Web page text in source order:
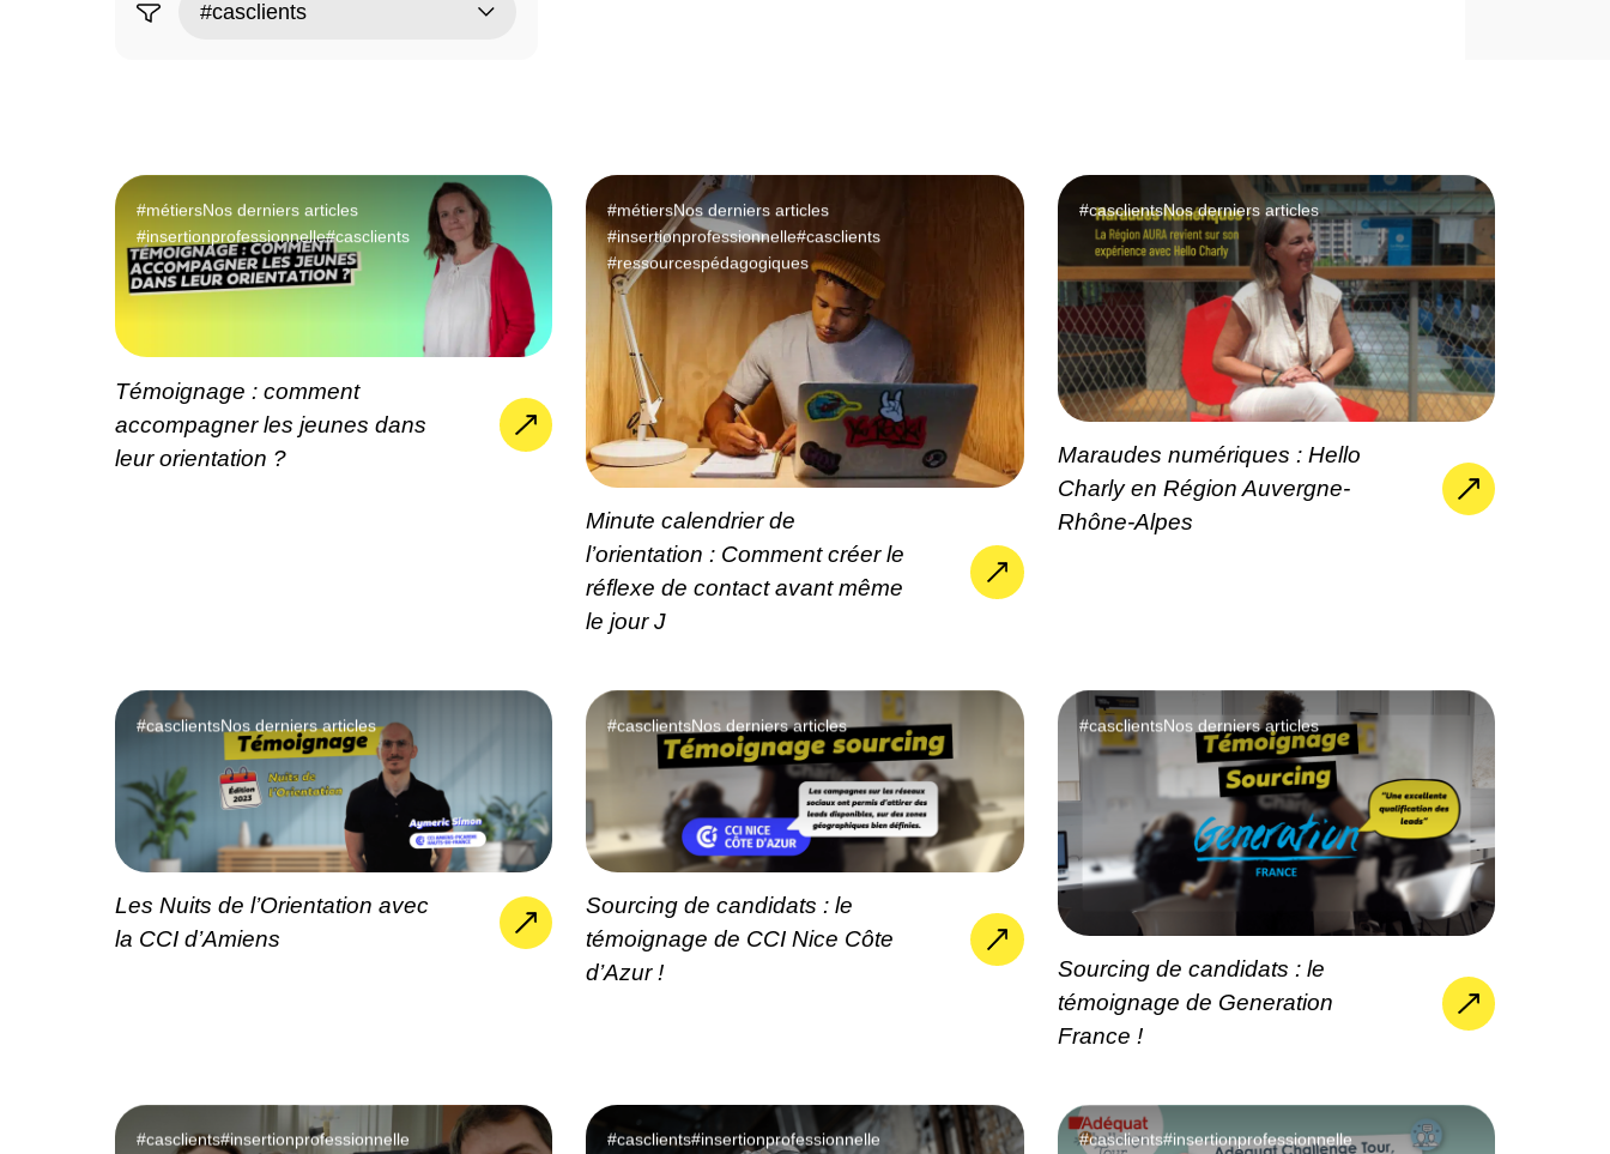
#métiersNos derniers articles
#insertionprofessionnelle#casclients
Témoignage : comment
accompagner les jeunes dans
leur orientation ?
#métiersNos derniers articles
#insertionprofessionnelle#casclients
#ressourcespédagogiques
Minute calendrier de
l’orientation : Comment créer le
réflexe de contact avant même
le jour J
#casclientsNos derniers articles
Maraudes numériques : Hello
Charly en Région Auvergne-
Rhône-Alpes
#casclientsNos derniers articles
Les Nuits de l’Orientation avec
la CCI d’Amiens
#casclientsNos derniers articles
Sourcing de candidats : le
témoignage de CCI Nice Côte
d’Azur !
#casclientsNos derniers articles
Sourcing de candidats : le
témoignage de Generation
France !
#casclients#insertionprofessionnelle
#casclients#insertionprofessionnelle
#casclients#insertionprofessionnelle